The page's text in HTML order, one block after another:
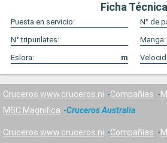
Ficha Técnica
Puesta en servicio:
N° de
N° tripunlates:
Manga:
Eslora:
m
Cruceros www.cruceros.ni Compañías
MSC Magnifica
Cruceros Australia
Cruceros www.cruceros.ni Compañías